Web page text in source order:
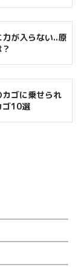
力が入らない..原
カゴに乗せられ
ゴ10選